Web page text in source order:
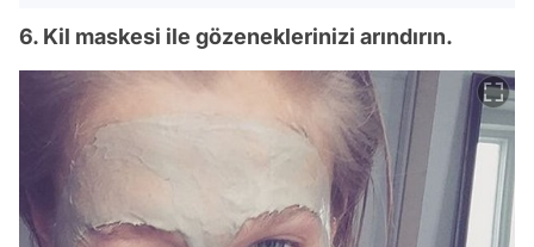
6. Kil maskesi ile gözeneklerinizi arındırın.